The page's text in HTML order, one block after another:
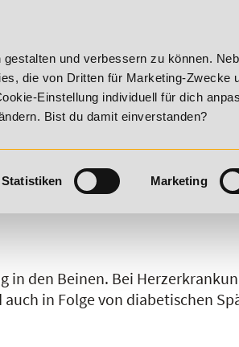
und verbessern zu können.
die von Dritten für Marketing-Zwecke
Einstellung individuell für dich
Bist du damit einverstanden?
Statistiken Marketing
17. August 2026 - Summer Vitality!
O P S
in den Beinen. Bei
in Folge von diabetischen